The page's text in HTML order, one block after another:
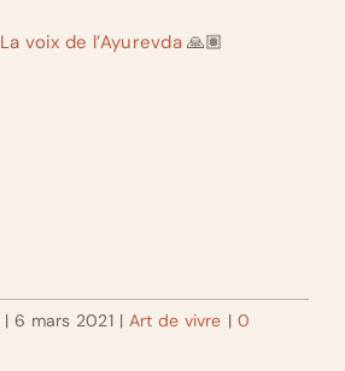
La voix de l’Ayurevda🙏🏽
| 6 mars 2021 | Art de vivre | 0